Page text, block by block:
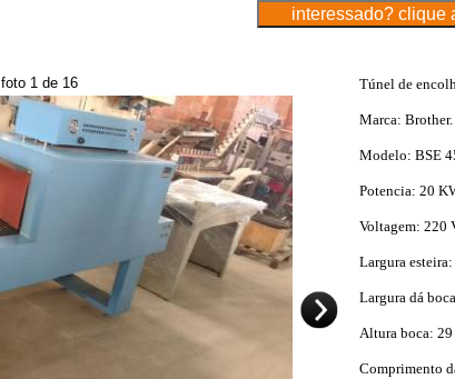
foto 1 de 16 Túnel de
Marca: Brother.
Modelo: BSE
Potencia: 20
Voltagem: 220
Largura
Largura dá
Altura boca: 29
Comprimento